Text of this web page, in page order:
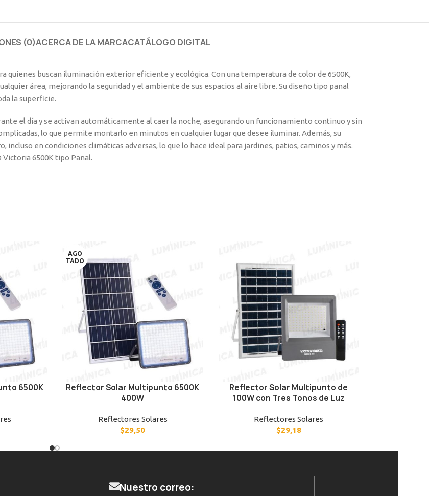
(0)ACERCA DE LA MARCACATÁLOGO DIGITAL
quienes buscan iluminación exterior eficiente y ecológica. Con una temperatura de color de 6500K,
área, mejorando la seguridad y el ambiente de sus espacios al aire libre. Su diseño tipo panal
la superficie.
el día y se activan automáticamente al caer la noche, asegurando un funcionamiento continuo y sin
lo que permite montarlo en minutos en cualquier lugar que desee iluminar. Además, su
en condiciones climáticas adversas, lo que lo hace ideal para jardines, patios, caminos y más.
6500K tipo Panal.
6500K
AGO
TADO
Reflector Solar Multipunto 6500K
400W
Reflectores Solares
$29,50
Reflector Solar Multipunto de
100W con Tres Tonos de Luz
Reflectores Solares
$29,18
Nuestro correo: